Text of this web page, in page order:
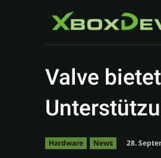
Valve
Hardware News 28.